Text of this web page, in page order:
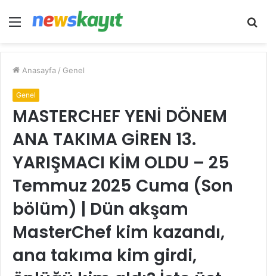
Menü
Anasayfa / Genel
Genel
MASTERCHEF YENİ DÖNEM
ANA TAKIMA GİREN 13.
YARIŞMACI KİM OLDU – 25
Temmuz 2025 Cuma (Son
bölüm) | Dün akşam
MasterChef kim kazandı,
ana takıma kim girdi,